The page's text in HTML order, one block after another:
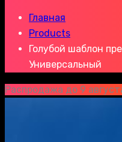
Главная
Products
Голубой шаблон
Универсальный
Распродажа до 9